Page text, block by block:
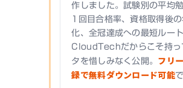
作しました。試験別の平均
1回目合格率、資格取得後
化、全冠達成への最短ルート
CloudTechだからこそ持っ
タを惜しみなく公開。 フリ
録で無料ダウンロード可能